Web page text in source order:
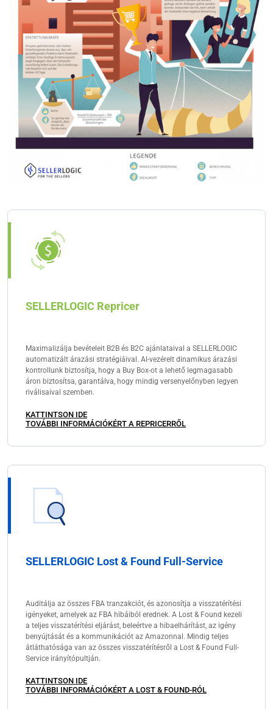
SELLERLOGIC Repricer
Maximalizálja bevételeit B2B és B2C ajánlataival a SELLERLOGIC
automatizált árazási stratégiáival. AI-vezérelt dinamikus árazási
kontrollunk biztosítja, hogy a Buy Box-ot a lehető legmagasabb
áron biztosítsa, garantálva, hogy mindig versenyelőnyben legyen
riválisaival szemben.
KATTINTSON IDE
TOVÁBBI INFORMÁCIÓKÉRT A REPRICERRŐL
SELLERLOGIC Lost & Found Full-Service
Auditálja az összes FBA tranzakciót, és azonosítja a visszatérítési
igényeket, amelyek az FBA hibáiból erednek. A Lost & Found kezeli
a teljes visszatérítési eljárást, beleértve a hibaelhárítást, az igény
benyújtását és a kommunikációt az Amazonnal. Mindig teljes
átláthatósága van az összes visszatérítésről a Lost & Found Full-
Service irányítópultján.
KATTINTSON IDE
TOVÁBBI INFORMÁCIÓKÉRT A LOST & FOUND-RÓL